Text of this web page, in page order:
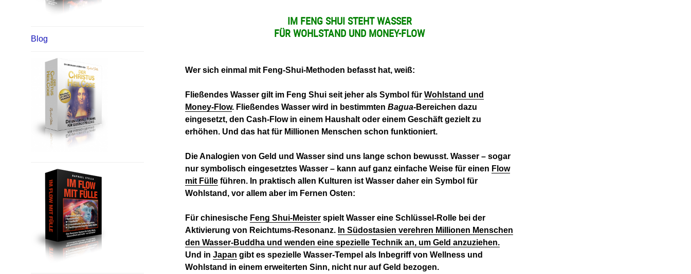
Blog
IM FENG SHUI STEHT WASSER
FÜR WOHLSTAND UND MONEY-FLOW
Wer sich einmal mit Feng-Shui-Methoden befasst hat, weiß:
Fließendes Wasser gilt im Feng Shui seit jeher als Symbol für Wohlstand und
Money-Flow. Fließendes Wasser wird in bestimmten Bagua-Bereichen dazu
eingesetzt, den Cash-Flow in einem Haushalt oder einem Geschäft gezielt zu
erhöhen. Und das hat für Millionen Menschen schon funktioniert.
Die Analogien von Geld und Wasser sind uns lange schon bewusst. Wasser – sogar
nur symbolisch eingesetztes Wasser – kann auf ganz einfache Weise für einen Flow
mit Fülle führen. In praktisch allen Kulturen ist Wasser daher ein Symbol für
Wohlstand, vor allem aber im Fernen Osten:
Für chinesische Feng Shui-Meister spielt Wasser eine Schlüssel-Rolle bei der
Aktivierung von Reichtums-Resonanz. In Südostasien verehren Millionen Menschen
den Wasser-Buddha und wenden eine spezielle Technik an, um Geld anzuziehen.
Und in Japan gibt es spezielle Wasser-Tempel als Inbegriff von Wellness und
Wohlstand in einem erweiterten Sinn, nicht nur auf Geld bezogen.